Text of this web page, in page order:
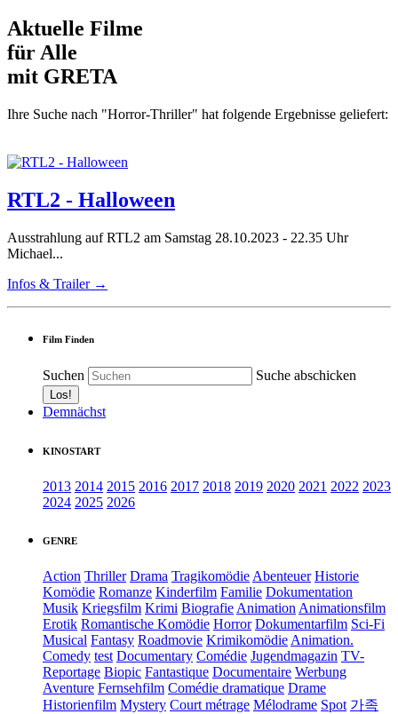
Aktuelle Filme
für Alle
mit GRETA
Ihre Suche nach "Horror-Thriller" hat folgende Ergebnisse geliefert:
RTL2 - Halloween
Ausstrahlung auf RTL2 am Samstag 28.10.2023 - 22.35 Uhr
Michael...
Infos & Trailer →
Film Finden
Suchen Suche abschicken
Demnächst
KINOSTART
2013 2014 2015 2016 2017 2018 2019 2020 2021 2022 2023
2024 2025 2026
GENRE
Action Thriller Drama TragikomödieAbenteuer Historie
Komödie Romanze Kinderfilm Familie Dokumentation
Musik Kriegsfilm Krimi BiografieAnimationAnimationsfilm
Erotik Romantische Komödie Horror Dokumentarfilm Sci-Fi
Musical Fantasy Roadmovie KrimikomödieAnimation.
Comedy test Documentary Comédie Jugendmagazin TV-
Reportage Biopic Fantastique Documentaire Werbung
Aventure Fernsehfilm Comédie dramatique Drame
Historienfilm Mystery Court métrage Mélodrame Spot 가족